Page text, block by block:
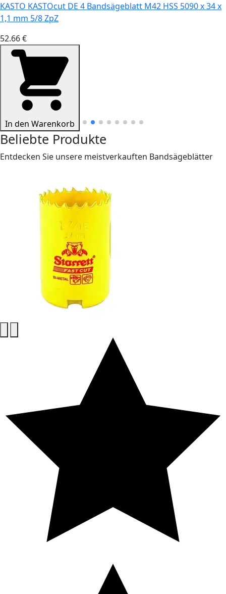
KASTO KASTOcut DE 4 Bandsägeblatt M42 HSS 5090 x 34 x
1,1 mm 5/8 ZpZ
52.66 €
In den Warenkorb
Beliebte Produkte
Entdecken Sie unsere meistverkauften Bandsägeblätter